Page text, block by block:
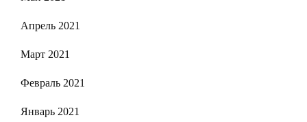
Апрель 2021
Март 2021
Февраль 2021
Январь 2021